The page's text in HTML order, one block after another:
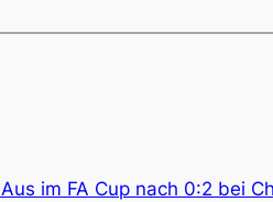
Aus im FA Cup nach 0:2 bei